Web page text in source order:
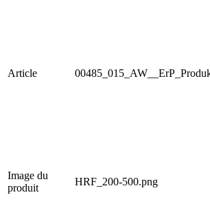
Article
Image du
produit
HRF_200-500.png